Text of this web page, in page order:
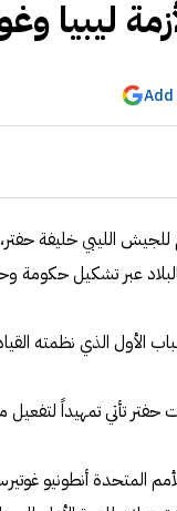
Add
الليبي خليفة
عبر تشكيل حكومة
الأول الذي نظمته
حفتر تأتي تمهيداً
المتحدة أنطونيو